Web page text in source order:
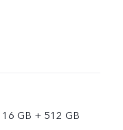
16 GB + 512 GB